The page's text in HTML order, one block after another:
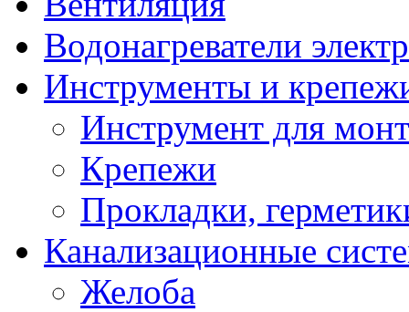
Водонагреватели
Инструменты и
Инструмент для
Крепежи
Прокладки,
Канализационные
Желоба